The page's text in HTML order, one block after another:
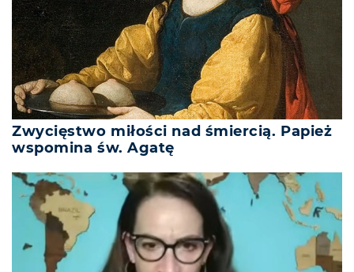
Zwycięstwo miłości nad śmiercią. Papież
wspomina św. Agatę